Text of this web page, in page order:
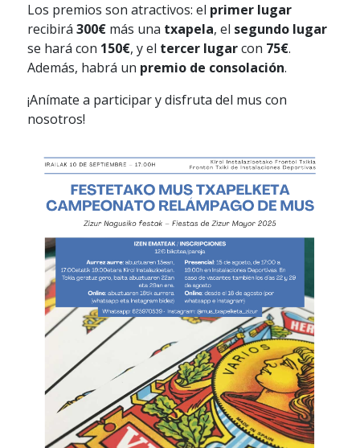
Los premios son atractivos: el primer lugar
recibirá 300€más una txapela, el segundo lugar
se hará con 150€, y el tercer lugarcon 75€.
Además, habrá un premio de consolación.
¡Anímate a participar y disfruta del mus con
nosotros!